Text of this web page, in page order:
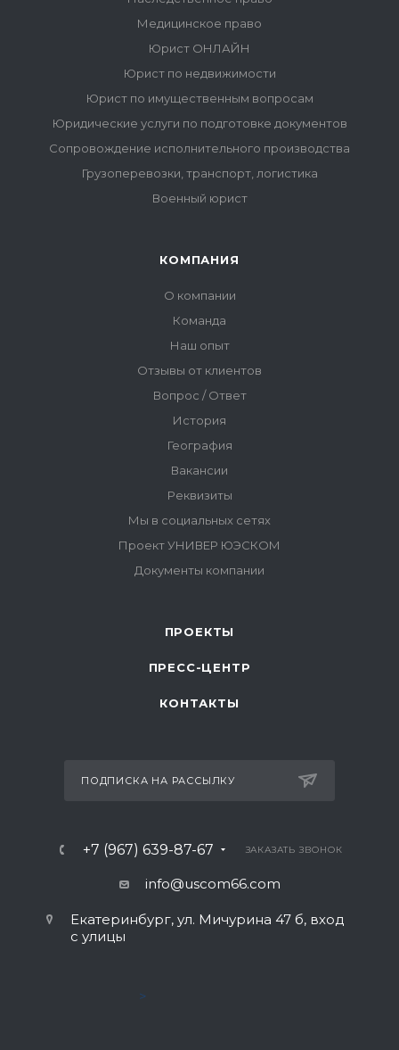
ПРОЕКТЫ
ПРЕСС-ЦЕНТР
КОНТАКТЫ
ПОДПИСКА НА РАССЫЛКУ
+7 (967) 639-87-67 ЗАКАЗАТЬ ЗВОНОК
info@uscom66.com
Екатеринбург, ул. Мичурина 47 б, вход
с улицы
>